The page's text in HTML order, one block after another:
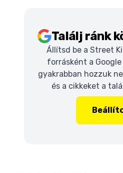
Találj ránk
Állítsd be a Street
forrásként a
gyakrabban hozzuk
és a cikkeket a